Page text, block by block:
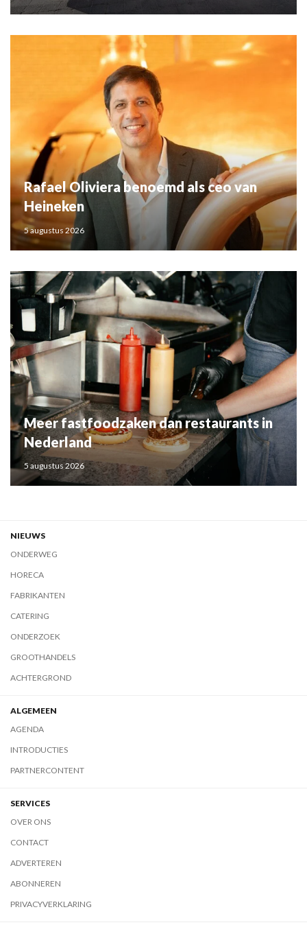
Rafael Oliviera benoemd als ceo van
Heineken
5 augustus 2026
Meer fastfoodzaken dan restaurants in
Nederland
5 augustus 2026
NIEUWS
ONDERWEG
HORECA
FABRIKANTEN
CATERING
ONDERZOEK
GROOTHANDELS
ACHTERGROND
ALGEMEEN
AGENDA
INTRODUCTIES
PARTNERCONTENT
SERVICES
OVER ONS
CONTACT
ADVERTEREN
ABONNEREN
PRIVACYVERKLARING